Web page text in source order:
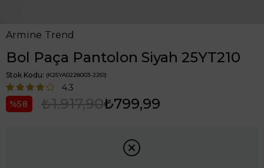
Armine Trend
Bol Paça Pantolon Siyah 25YT210
Stok Kodu (K25YA0228003-2261)
4.3
58
₺1.917,90₺799,99